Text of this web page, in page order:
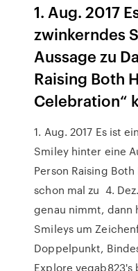
1. Aug. 2017
zwinkerndes
Aussage zu
Raising Both
Celebration“
1. Aug. 2017 Es ist
Smiley hinter eine
Person Raising
schon mal zu 4.
genau nimmt, dann
Smileys um
Doppelpunkt,
Explore vegab823's